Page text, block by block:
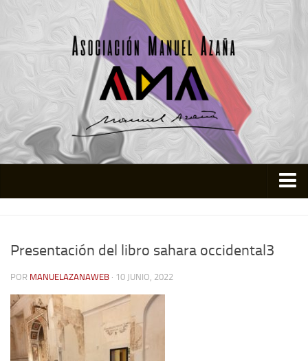
Actividades
Colabora
Contacto
Memoria Histórica
Presentación del libro sahara occidental3
POR MANUELAZANAWEB · 10 JUNIO, 2022